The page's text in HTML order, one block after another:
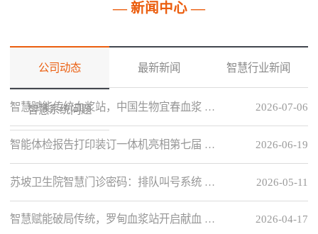
— 新闻中心 —
公司动态 最新新闻 智慧行业新闻
智慧系统问题 2026-07-06
智慧赋能传统血浆站，中国生物宜春血浆 …
2026-06-19
智能体检报告打印装订一体机亮相第七届 …
2026-05-11
苏坡卫生院智慧门诊密码：排队叫号系统 …
2026-04-17
智慧赋能破局传统，罗甸血浆站开启献血 …